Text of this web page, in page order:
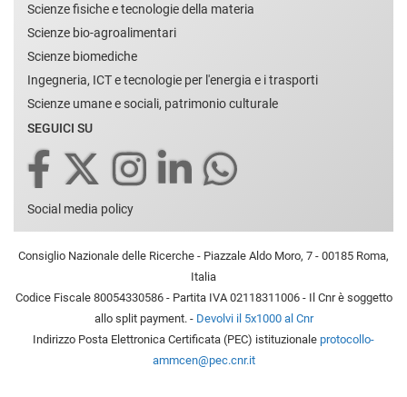
Scienze fisiche e tecnologie della materia
Scienze bio-agroalimentari
Scienze biomediche
Ingegneria, ICT e tecnologie per l'energia e i trasporti
Scienze umane e sociali, patrimonio culturale
SEGUICI SU
Social media policy
Consiglio Nazionale delle Ricerche - Piazzale Aldo Moro, 7 - 00185 Roma,
Italia
Codice Fiscale 80054330586 - Partita IVA 02118311006 - Il Cnr è soggetto
allo split payment. - Devolvi il 5x1000 al Cnr
Indirizzo Posta Elettronica Certificata (PEC) istituzionale protocollo-
ammcen@pec.cnr.it